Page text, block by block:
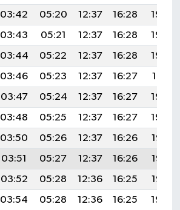
03:42 05:20 12:37 16:28
19:44
03:43 05:21 12:37 16:28
19:43
03:44 05:22 12:37 16:28
19:42
03:46 05:23 12:37 16:27
19:41
03:47 05:24 12:37 16:27
19:40
03:48 05:25 12:37 16:27
19:39
03:50 05:26 12:37 16:26
19:38
03:51 05:27 12:37 16:26
19:37
03:52 05:28 12:36 16:25
19:35
03:54 05:28 12:36 16:25
19:34